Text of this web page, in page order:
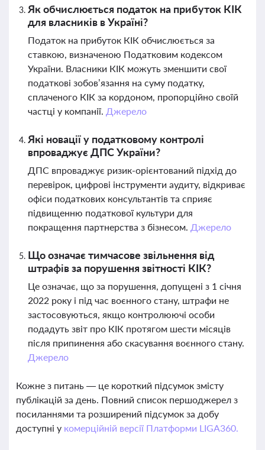
Як обчислюється податок на прибуток КІК
для власників в Україні?
Податок на прибуток КІК обчислюється за
ставкою, визначеною Податковим кодексом
України. Власники КІК можуть зменшити свої
податкові зобов’язання на суму податку,
сплаченого КІК за кордоном, пропорційно своїй
частці у компанії. Джерело
Які новації у податковому контролі
впроваджує ДПС України?
ДПС впроваджує ризик-орієнтований підхід до
перевірок, цифрові інструменти аудиту, відкриває
офіси податкових консультантів та сприяє
підвищенню податкової культури для
покращення партнерства з бізнесом. Джерело
Що означає тимчасове звільнення від
штрафів за порушення звітності КІК?
Це означає, що за порушення, допущені з 1 січня
2022 року і під час воєнного стану, штрафи не
застосовуються, якщо контролюючі особи
подадуть звіт про КІК протягом шести місяців
після припинення або скасування воєнного стану.
Джерело
Кожне з питань — це короткий підсумок змісту
публікацій за день. Повний список першоджерел з
посиланнями та розширений підсумок за добу
доступні у комерційній версії Платформи LIGA360.